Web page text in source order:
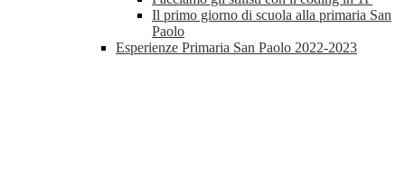
Il primo giorno di scuola alla primaria San
Paolo
Esperienze Primaria San Paolo 2022-2023